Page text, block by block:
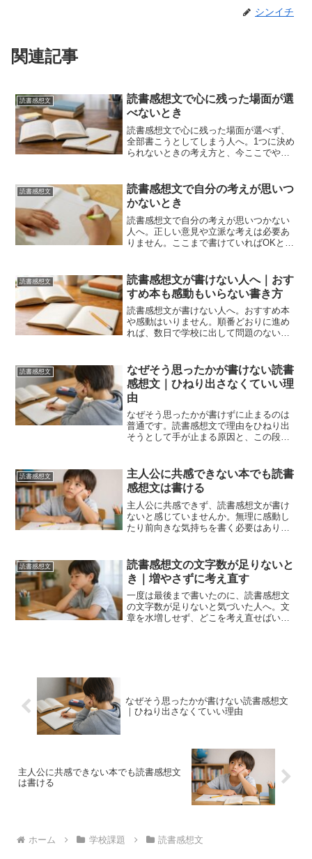
シンイチ
関連記事
読書感想文
読書感想文で心に残った場面が選
べないとき
読書感想文で心に残った場面が選べず、
全部書こうとしてしまう人へ。1つに決め
られないときの考え方と、今ここでやる
読書感想文
読書感想文で自分の考えが思いつ
かないとき
読書感想文で自分の考えが思いつかない
人へ。正しい意見や立派な考えは必要あ
りません。ここまで書けていればOKとい
読書感想文
読書感想文が書けない人へ｜おす
すめ本も感動もいらない書き方
読書感想文が書けない人へ。おすすめ本
や感動はいりません。順番どおりに進め
れば、数日で学校に出して問題のない文
読書感想文
なぜそう思ったかが書けない読書
感想文｜ひねり出さなくていい理
由
なぜそう思ったかが書けずに止まるのは
普通です。読書感想文で理由をひねり出
そうとして手が止まる原因と、この段階
読書感想文
主人公に共感できない本でも読書
感想文は書ける
主人公に共感できず、読書感想文が書け
ないと感じていませんか。無理に感動し
たり前向きな気持ちを書く必要はありま
す。
読書感想文
読書感想文の文字数が足りないと
き｜増やさずに考え直す
一度は最後まで書いたのに、読書感想文
の文字数が足りないと気づいた人へ。文
章を水増しせず、どこを考え直せばいい
なぜそう思ったかが書けない読書感想文
｜ひねり出さなくていい理由
主人公に共感できない本でも読書感想文
は書ける
ホーム 学校課題 読書感想文